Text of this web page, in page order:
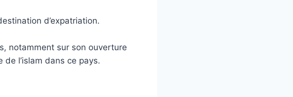
d’expatriation.
notamment sur son ouverture
l’islam dans ce pays.